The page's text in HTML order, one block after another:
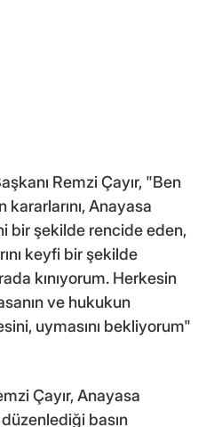
Remzi Çayır, "Ben
Anayasa
bir şekilde rencide eden,
keyfi bir şekilde
kınıyorum. Herkesin
ve hukukun
uymasını bekliyorum"
Çayır, Anayasa
basın